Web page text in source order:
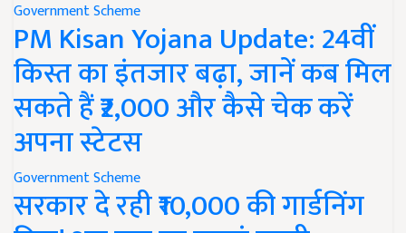
Government Scheme
PM Kisan Yojana Update: 24वीं
किस्त का इंतजार बढ़ा, जानें कब मिल
सकते हैं ₹2,000 और कैसे चेक करें
अपना स्टेटस
Government Scheme
सरकार दे रही ₹10,000 की गार्डनिंग